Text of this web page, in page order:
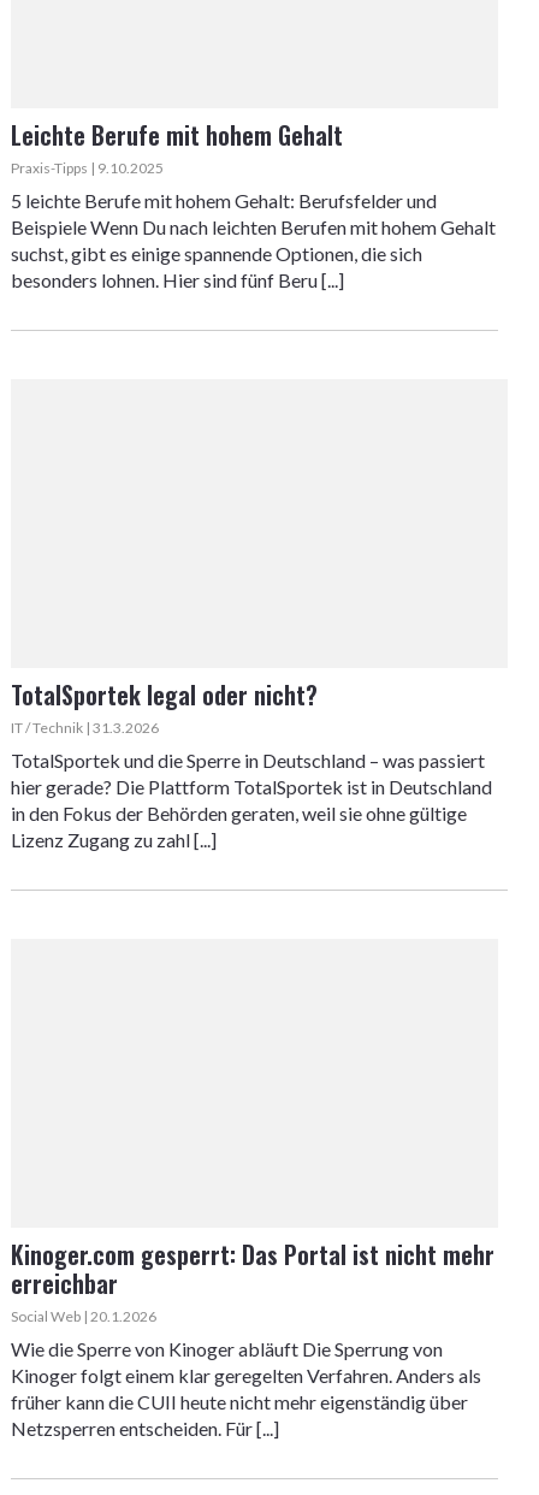
Leichte Berufe mit hohem Gehalt
Praxis-Tipps | 9.10.2025
5 leichte Berufe mit hohem Gehalt: Berufsfelder und
Beispiele Wenn Du nach leichten Berufen mit hohem Gehalt
suchst, gibt es einige spannende Optionen, die sich
besonders lohnen. Hier sind fünf Beru [...]
TotalSportek legal oder nicht?
IT / Technik | 31.3.2026
TotalSportek und die Sperre in Deutschland – was passiert
hier gerade? Die Plattform TotalSportek ist in Deutschland
in den Fokus der Behörden geraten, weil sie ohne gültige
Lizenz Zugang zu zahl [...]
Kinoger.com gesperrt: Das Portal ist nicht mehr
erreichbar
Social Web | 20.1.2026
Wie die Sperre von Kinoger abläuft Die Sperrung von
Kinoger folgt einem klar geregelten Verfahren. Anders als
früher kann die CUII heute nicht mehr eigenständig über
Netzsperren entscheiden. Für [...]